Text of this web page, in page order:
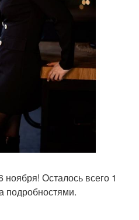
ноября! Осталось всего 1
подробностями.